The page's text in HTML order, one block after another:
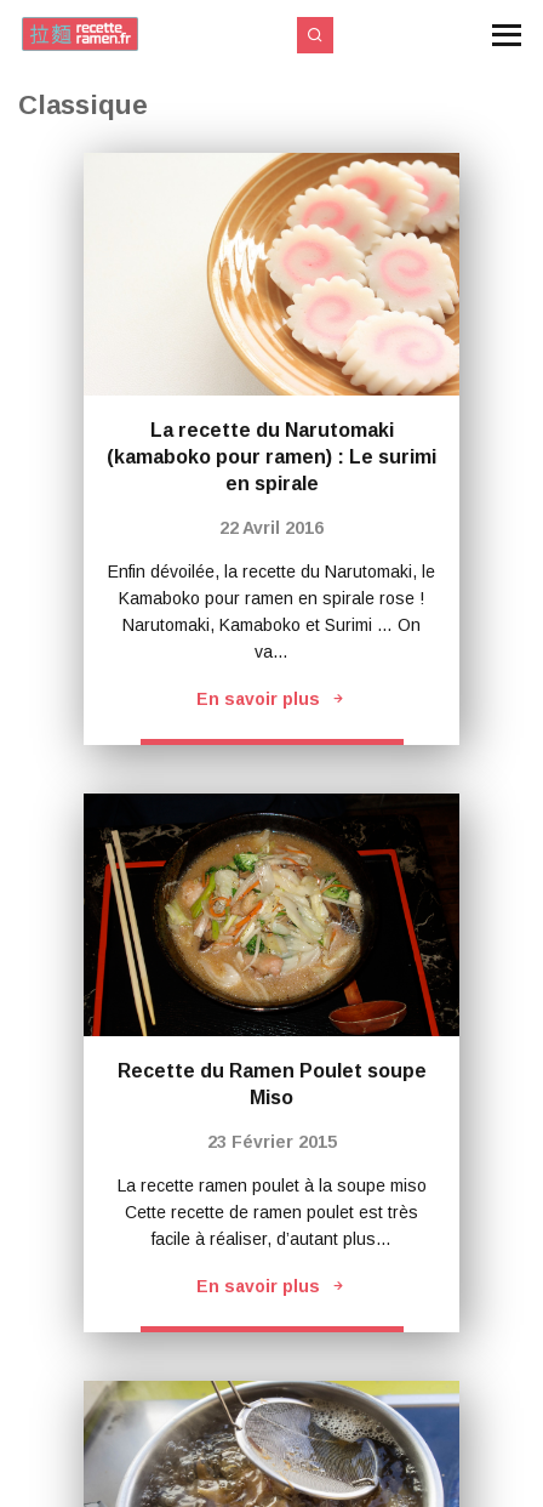
Classique
La recette du Narutomaki
(kamaboko pour ramen) : Le surimi
en spirale
22 Avril 2016
Enfin dévoilée, la recette du Narutomaki, le
Kamaboko pour ramen en spirale rose !
Narutomaki, Kamaboko et Surimi … On
va…
En savoir plus
Recette du Ramen Poulet soupe
Miso
23 Février 2015
La recette ramen poulet à la soupe miso
Cette recette de ramen poulet est très
facile à réaliser, d’autant plus…
En savoir plus